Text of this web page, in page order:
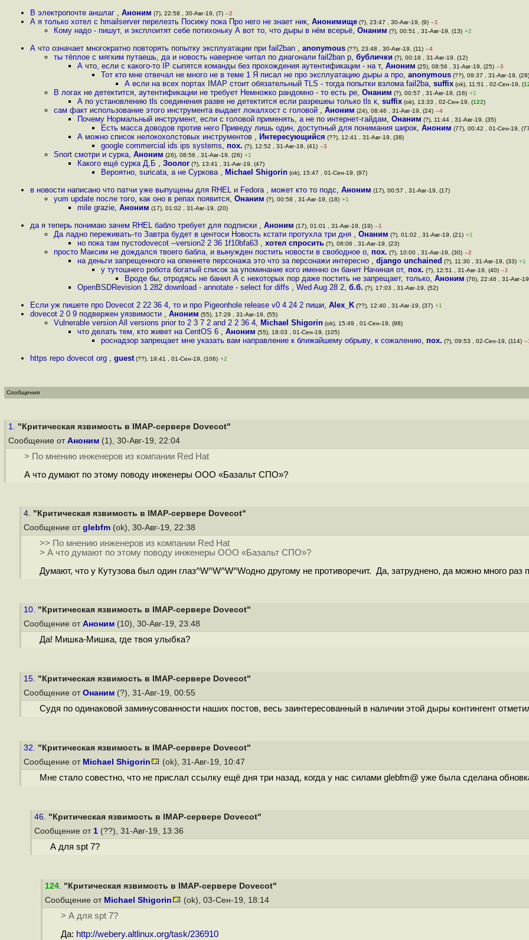
В электропочте аншлаг , Аноним (7), 22:58 , 30-Авг-19, (7) –2
А я только хотел с hmailserver перелезть Посижу пока Про него не знает ник, Анонимище (?), 23:47 , 30-Авг-19, (9) –1
Кому надо - пишут, и эксплоитят себе потихоньку А вот то, что дыры в нём всерьё, Онаним (?), 00:51 , 31-Авг-19, (13) +2
А что означает многократно повторять попытку эксплуатации при fail2ban , anonymous (??), 23:48 , 30-Авг-19, (11) –4
ты тёплое с мягким путаешь, да и новость наверное читал по диагонали fail2ban р, бублички (?), 00:18 , 31-Авг-19, (12)
А что, если с какого-то IP сыпятся команды без прохождения аутентификации - на т, Аноним (25), 08:56 , 31-Авг-19, (25) –3
Тот кто мне отвечал не много не в теме 1 Я писал не про эксплуатацию дыры а про, anonymous (??), 09:37 , 31-Авг-19, (28)
А если на всех портах IMAP стоит обязательный TLS - тогда попытки взлома fail2ba, suffix (ok), 11:51 , 02-Сен-19, (
В логах не детектится, аутентификации не требует Немножко рандомно - то есть ре, Онаним (?), 00:57 , 31-Авг-19, (16) +1
А по установлению tls соединения разве не детектится если разрешеы только tls к, suffix (ok), 13:33 , 02-Сен-19, (122)
сам факт использование этого инструмента выдает локалхост с головой , Аноним (24), 08:46 , 31-Авг-19, (24) –4
Почему Нормальный инструмент, если с головой применять, а не по интернет-гайдам, Онаним (?), 11:44 , 31-Авг-19, (35)
Есть масса доводов против него Приведу лишь один, доступный для понимания широк, Аноним (77), 00:42 , 01-Сен-19,
А можно список нелокохолстовых инструментов , Интересующийся (??), 12:41 , 31-Авг-19, (38)
google commercial ids ips systems, пох. (?), 12:52 , 31-Авг-19, (41) –3
Snort смотри и сурка, Аноним (26), 08:56 , 31-Авг-19, (26) +1
Какого ещё сурка Д,Б , Зоолог (?), 13:41 , 31-Авг-19, (47)
Вероятно, suricata, а не Суркова , Michael Shigorin (ok), 15:47 , 01-Сен-19, (97)
в новости написано что патчи уже выпущены для RHEL и Fedora , может кто то подс, Аноним (17), 00:57 , 31-Авг-19, (17)
yum update после того, как оно в репах появится, Онаним (?), 00:58 , 31-Авг-19, (18) +1
mile grazie, Аноним (17), 01:02 , 31-Авг-19, (20)
да я теперь понимаю зачем RHEL бабло требует для подписки , Аноним (17), 01:01 , 31-Авг-19, (19) –1
Да ладно переживать-то Завтра будет в центоси Новость кстати протухла три дня , Онаним (?), 01:02 , 31-Авг-19, (21) +1
но пока там пустоdovecot --version2 2 36 1f10bfa63 , хотел спросить (?), 08:06 , 31-Авг-19, (23)
просто Максим не дождался твоего бабла, и вынужден постить новости в свободное о, пох. (?), 10:00 , 31-Авг-19, (30) –2
на деньги запрещенного на опеннете персонажа это что за персонажи интересно , django unchained (?), 11:30 , 31-Авг-19, (33) +1
у тутошнего робота богатый список за упоминание кого именно он банит Начиная от, пох. (?), 12:51 , 31-Авг-19, (40) –1
Вроде бы, отродясь не банил А с некоторых пор даже постить не запрещает, только, Аноним (76), 22:46 , 31-Авг-
OpenBSDRevision 1 282 download - annotate - select for diffs , Wed Aug 28 2, б.б. (?), 17:03 , 31-Авг-19, (52)
Если уж пишете про Dovecot 2 22 36 4, то и про Pigeonhole release v0 4 24 2 пиши, Alex_K (??), 12:40 , 31-Авг-19, (37) +1
dovecot 2 0 9 подвержен уязвимости , Аноним (55), 17:29 , 31-Авг-19, (55)
Vulnerable version All versions prior to 2 3 7 2 and 2 2 36 4, Michael Shigorin (ok), 15:49 , 01-Сен-19, (98)
что делать тем, кто живет на CentOS 6 , Аноним (55), 18:03 , 01-Сен-19, (105)
роснадзор запрещает мне указать вам направление к ближайшему обрыву, к сожалению, пох. (?), 09:53 , 02-Сен-19, (114)
https repo dovecot org , guest (??), 19:41 , 01-Сен-19, (106) +2
Сообщения
1. "Критическая язвимость в IMAP-сервере Dovecot"
Сообщение от Аноним (1), 30-Авг-19, 22:04
> По мнению инженеров из компании Red Hat
А что думают по этому поводу инженеры ООО «Базальт СПО»?
4. "Критическая язвимость в IMAP-сервере Dovecot"
Сообщение от glebfm (ok), 30-Авг-19, 22:38
>> По мнению инженеров из компании Red Hat
> А что думают по этому поводу инженеры ООО «Базальт СПО»?
Думают, что у Кутузова был один глаз^W^W^W^Wодно другому не противоречит. Да, затруднено, да можно много раз
10. "Критическая язвимость в IMAP-сервере Dovecot"
Сообщение от Аноним (10), 30-Авг-19, 23:48
Да! Мишка-Мишка, где твоя улыбка?
15. "Критическая язвимость в IMAP-сервере Dovecot"
Сообщение от Онаним (?), 31-Авг-19, 00:55
Судя по одинаковой заминусованности наших постов, весь заинтересованный в наличии этой дыры контингент
32. "Критическая язвимость в IMAP-сервере Dovecot"
Сообщение от Michael Shigorin (ok), 31-Авг-19, 10:47
Мне стало совестно, что не прислал ссылку ещё дня три назад, когда у нас силами glebfm@ уже была сделана
46. "Критическая язвимость в IMAP-сервере Dovecot"
Сообщение от 1 (??), 31-Авг-19, 13:36
А для spt 7?
124. "Критическая язвимость в IMAP-сервере Dovecot"
Сообщение от Michael Shigorin (ok), 03-Сен-19, 18:14
> А для spt 7?
Да: http://webery.altlinux.org/task/236910